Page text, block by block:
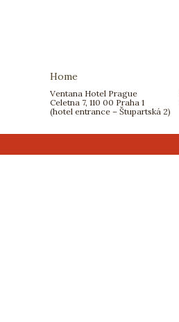
Home
Ventana Hotel Prague
Celetna 7, 110 00 Praha 1
(hotel entrance – Štupartská 2)